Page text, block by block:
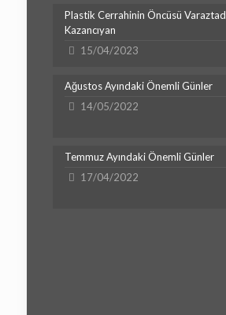
Plastik Cerrahinin Öncüsü Varaztad
Kazancıyan
15/04/2023
Ağustos Ayındaki Önemli Günler
14/05/2022
Temmuz Ayındaki Önemli Günler
17/04/2022